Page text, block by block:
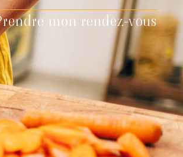
mon rendez-vous